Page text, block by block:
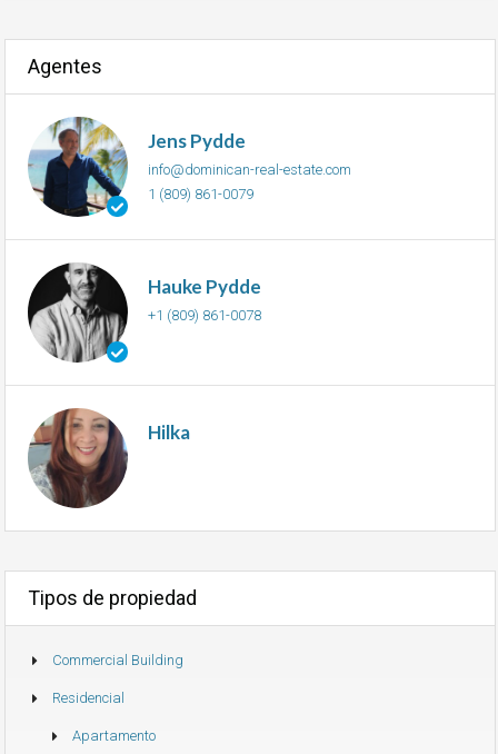
Agentes
Jens Pydde
info@dominican-real-estate.com
1 (809) 861-0079
Hauke Pydde
+1 (809) 861-0078
Hilka
Tipos de propiedad
Commercial Building
Residencial
Apartamento